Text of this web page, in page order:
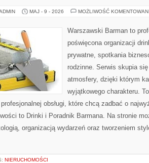
MAJ - 9 - 2026 MOŻLIWOŚĆ
Warszawski Barman to
poświęcona organizacji
prywatne, spotkania
rodzinne. Serwis skupia
atmosfery, dzięki którym
wyjątkowego charakteru.
obsługi, które chcą zadbać o
to Drinki i Poradnik Barmana. Na stronie
organizacją wydarzeń oraz tworzeniem
NIERUCHOMOŚCI